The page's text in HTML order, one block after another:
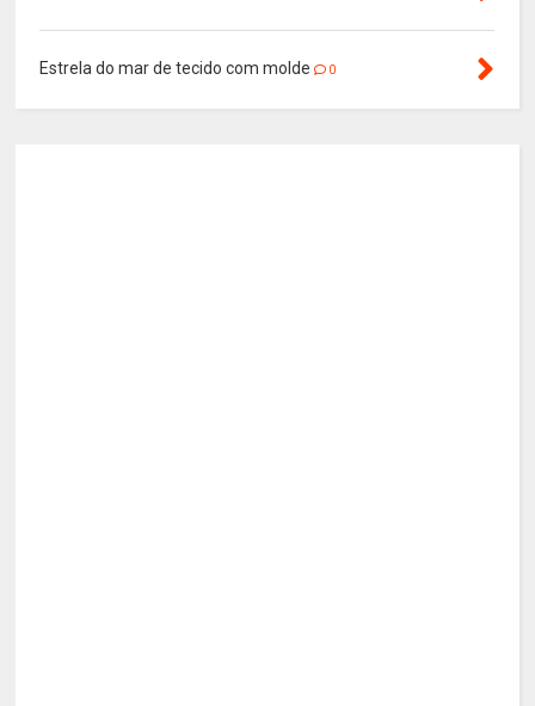
Estrela do mar de tecido com molde 0